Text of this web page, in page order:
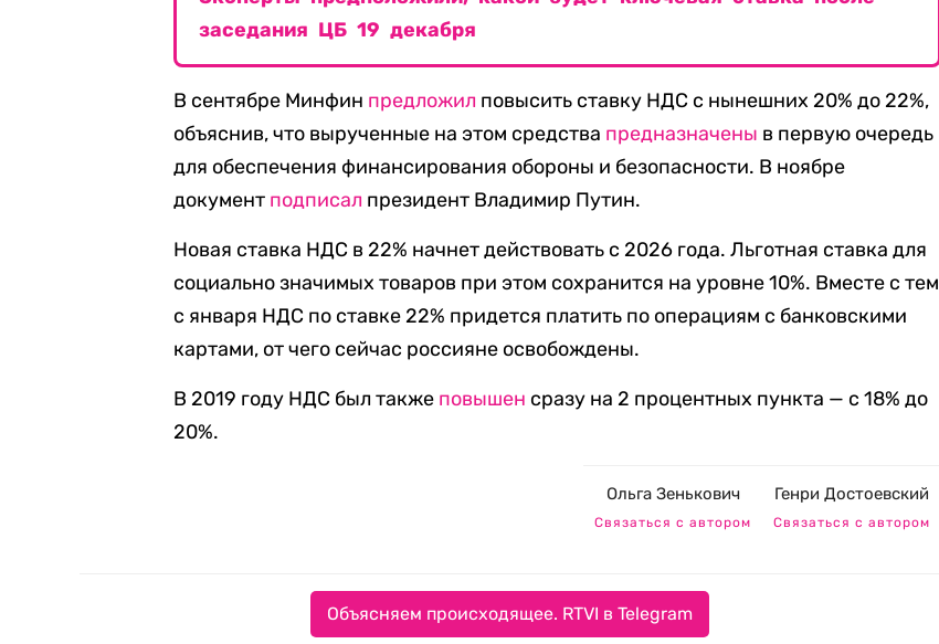
заседания ЦБ 19 декабря
В сентябре Минфин предложил повысить ставку НДС с нынешних 20% до 22%,
объяснив, что вырученные на этом средства предназначены в первую очередь
для обеспечения финансирования обороны и безопасности. В ноябре
документ подписал президент Владимир Путин.
Новая ставка НДС в 22% начнет действовать с 2026 года. Льготная ставка для
социально значимых товаров при этом сохранится на уровне 10%. Вместе с тем
с января НДС по ставке 22% придется платить по операциям с банковскими
картами, от чего сейчас россияне освобождены.
В 2019 году НДС был также повышен сразу на 2 процентных пункта — с 18% до
20%.
Ольга Зенькович
Связаться с автором
Генри Достоевский
Связаться с автором
Объясняем происходящее. RTVI в Telegram